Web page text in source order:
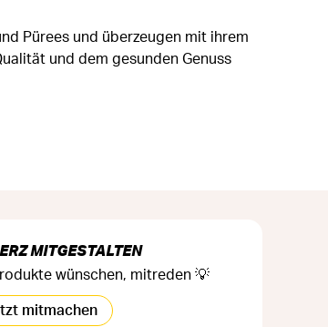
Pürees und überzeugen mit ihrem
und dem gesunden Genuss
MITGESTALTEN
wünschen, mitreden 💡
mitmachen